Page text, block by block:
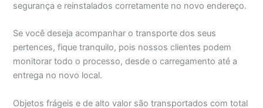
segurança e reinstalados corretamente no novo endereço.
Se você deseja acompanhar o transporte dos seus
pertences, fique tranquilo, pois nossos clientes podem
monitorar todo o processo, desde o carregamento até a
entrega no novo local.
Objetos frágeis e de alto valor são transportados com total